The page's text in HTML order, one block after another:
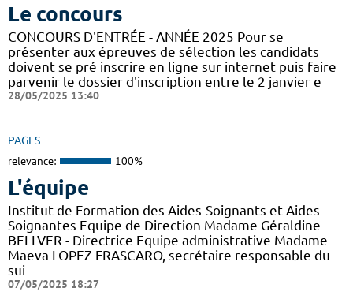
Le concours
CONCOURS D'ENTRÉE - ANNÉE 2025 Pour se
présenter aux épreuves de sélection les candidats
doivent se pré inscrire en ligne sur internet puis faire
parvenir le dossier d'inscription entre le 2 janvier e
28/05/2025 13:40
PAGES
relevance: 100%
L'équipe
Institut de Formation des Aides-Soignants et Aides-
Soignantes Equipe de Direction Madame Géraldine
BELLVER - Directrice Equipe administrative Madame
Maeva LOPEZ FRASCARO, secrétaire responsable du
sui
07/05/2025 18:27